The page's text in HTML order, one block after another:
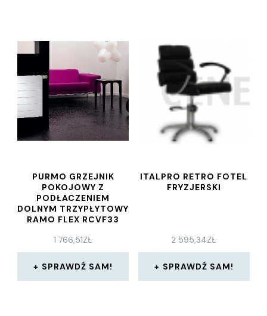
PURMO GRZEJNIK
POKOJOWY Z
PODŁACZENIEM
DOLNYM TRZYPŁYTOWY
RAMO FLEX RCVF33
1 766,51ZŁ
SPRAWDŹ SAM!
ITALPRO RETRO FOTEL
FRYZJERSKI
2 595,34ZŁ
SPRAWDŹ SAM!